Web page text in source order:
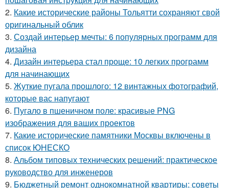
2. Какие исторические районы Тольятти сохраняют свой
оригинальный облик
3. Создай интерьер мечты: 6 популярных программ для
дизайна
4. Дизайн интерьера стал проще: 10 легких программ
для начинающих
5. Жуткие пугала прошлого: 12 винтажных фотографий,
которые вас напугают
6. Пугало в пшеничном поле: красивые PNG
изображения для ваших проектов
7. Какие исторические памятники Москвы включены в
список ЮНЕСКО
8. Альбом типовых технических решений: практическое
руководство для инженеров
9. Бюджетный ремонт однокомнатной квартиры: советы